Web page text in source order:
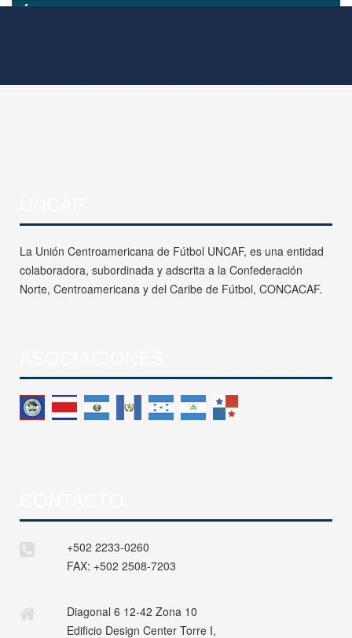
La Unión Centroamericana de Fútbol UNCAF, es una entidad
colaboradora, subordinada y adscrita a la Confederación
Norte, Centroamericana y del Caribe de Fútbol, CONCACAF.
+502 2233-0260
FAX: +502 2508-7203
Diagonal 6 12-42 Zona 10
Edificio Design Center Torre I,